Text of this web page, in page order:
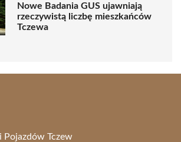
Nowe Badania GUS ujawniają
rzeczywistą liczbę mieszkańców
Tczewa
Tczew